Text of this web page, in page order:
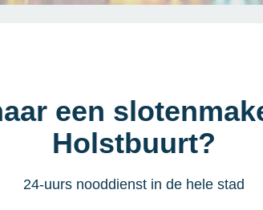
een
Holstbuurt?
24-uurs nooddienst in de hele stad